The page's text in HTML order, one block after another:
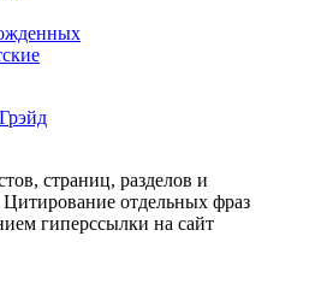
страниц, разделов и
отдельных фраз
гиперссылки на сайт